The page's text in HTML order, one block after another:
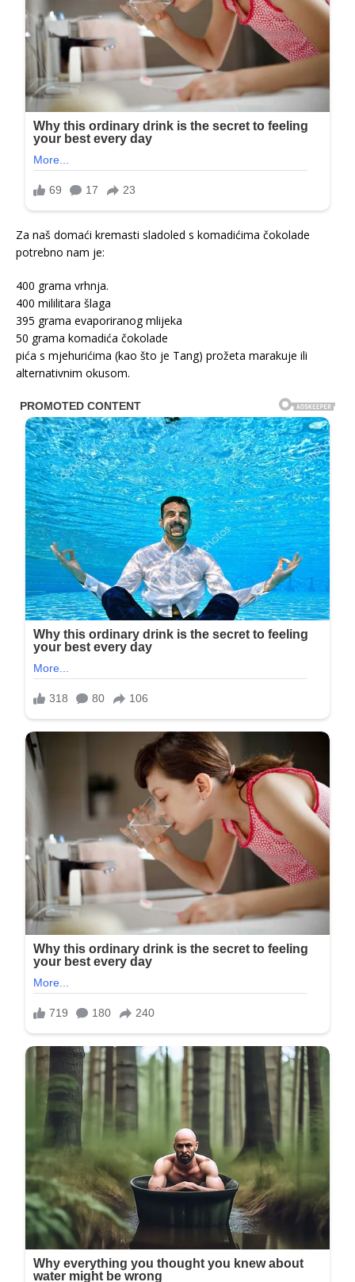
Za naš domaći kremasti sladoled s komadićima čokolade
potrebno nam je:
400 grama vrhnja.
400 mililitara šlaga
395 grama evaporiranog mlijeka
50 grama komadića čokolade
pića s mjehurićima (kao što je Tang) prožeta marakuje ili
alternativnim okusom.